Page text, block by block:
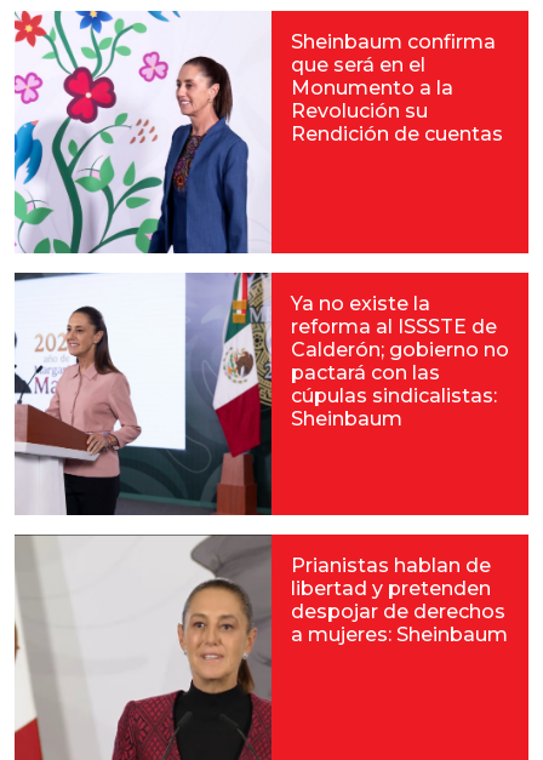
Sheinbaum confirma
que será en el
Monumento a la
Revolución su
Rendición de cuentas
Ya no existe la
reforma al ISSSTE de
Calderón; gobierno no
pactará con las
cúpulas sindicalistas:
Sheinbaum
Prianistas hablan de
libertad y pretenden
despojar de derechos
a mujeres: Sheinbaum